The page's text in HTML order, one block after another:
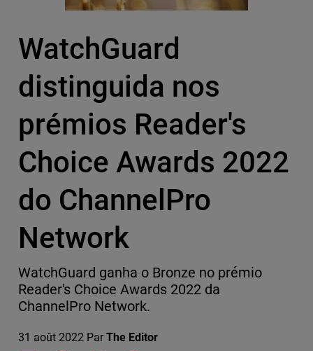
WatchGuard
distinguida nos
prémios Reader's
Choice Awards 2022
do ChannelPro
Network
WatchGuard ganha o Bronze no prémio
Reader's Choice Awards 2022 da
ChannelPro Network.
31 août 2022 Par The Editor